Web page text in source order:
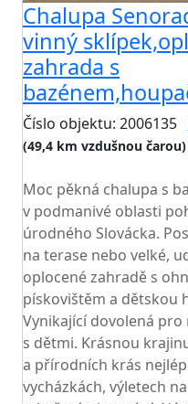
Chalupa
vinný
zahrada s
Číslo objektu: 2006135
(49,4 km vzdušnou čarou)
Moc pěkná chalupa s
v podmanivé oblasti
úrodného Slovácka.
na terase nebo velké,
oplocené zahradě s
pískovištěm a dětskou
Vynikající dovolená
s dětmi. Krásnou
a přírodních krás
vycházkách, výletech